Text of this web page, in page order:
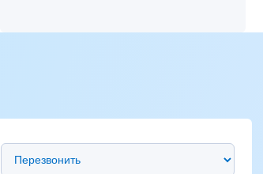
Предпочтительный способ связи